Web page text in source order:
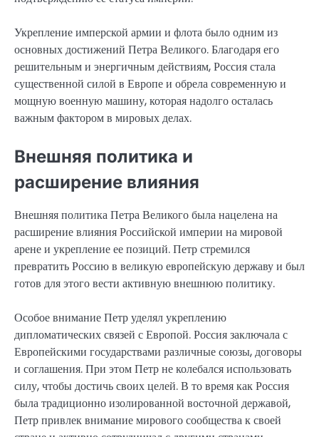
Укрепление имперской армии и флота было одним из
основных достижений Петра Великого. Благодаря его
решительным и энергичным действиям, Россия стала
существенной силой в Европе и обрела современную и
мощную военную машину, которая надолго осталась
важным фактором в мировых делах.
Внешняя политика и
расширение влияния
Внешняя политика Петра Великого была нацелена на
расширение влияния Российской империи на мировой
арене и укрепление ее позиций. Петр стремился
превратить Россию в великую европейскую державу и был
готов для этого вести активную внешнюю политику.
Особое внимание Петр уделял укреплению
дипломатических связей с Европой. Россия заключала с
Европейскими государствами различные союзы, договоры
и соглашения. При этом Петр не колебался использовать
силу, чтобы достичь своих целей. В то время как Россия
была традиционно изолированной восточной державой,
Петр привлек внимание мирового сообщества к своей